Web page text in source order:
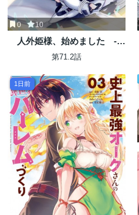
0 10
人外姫様、始めました -
FREE LIFE FANTASY
第71.2話
1日前